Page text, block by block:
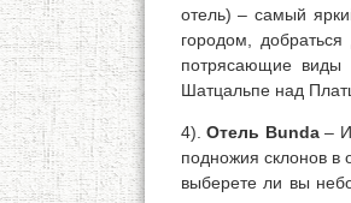
отель) – самый
городом,
потрясающие виды
Шатцальпе над
4).Отель Bunda–
подножия склонов в
выберете ли вы